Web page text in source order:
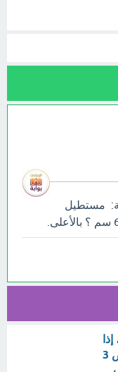
مستطيل
و3 سم، إذا
نقص الطول 2 سم وزاد العرض 3